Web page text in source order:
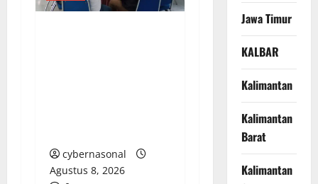
cybernasonal
Agustus 8, 2026
Jawa Timur
KALBAR
Kalimantan
Kalimantan
Barat
Kalimantan